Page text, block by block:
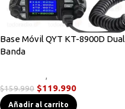
Base Móvil QYT KT-8900D Dual
Banda
,
$159.990 $119.990
Añadir al carrito